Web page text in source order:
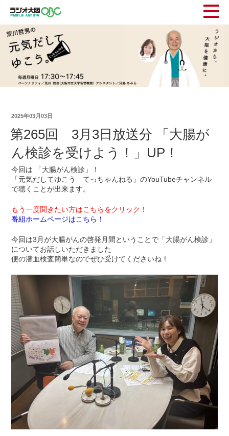
2025年03月03日
第265回 3月3日放送分 「大腸が
ん検診を受けよう！」UP！
今回は 「大腸がん検診」！
「元気だしてゆこう てっちゃんねる」のYouTubeチャンネル
で聴くことが出来ます。
もう一度聞きたい方はこちらをクリック！
番組ホームページはこちら！
今回は3月が大腸がんの啓発月間ということで「大腸がん検診」
についてお話しいただきました
便の潜血検査簡単なのでぜひ受けてくださいね！